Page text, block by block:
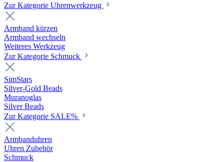
Zur Kategorie Uhrenwerkzeug
Armband kürzen
Armband wechseln
Weiteres Werkzeug
Zur Kategorie Schmuck
SimStars
Silver-Gold Beads
Muranoglas
Silver Beads
Zur Kategorie SALE%
Armbanduhren
Uhren Zubehör
Schmuck